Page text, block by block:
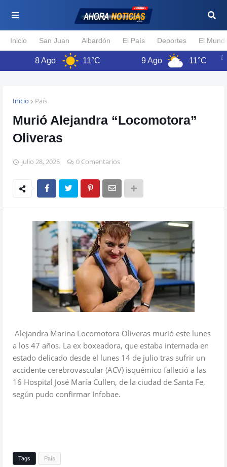
Inicio San Juan Albardón El País Deportes El
8 Ago 11°C 9 Ago 11°C
Inicio País
Murió Alejandra “Locomotora”
Oliveras
julio 28, 2025 0 Comentarios
Alejandra Marina Locomotora Oliveras murió este lunes
a los 47 años. La ex boxeadora, que estaba internada en
estado delicado desde el lunes 14 de julio tras sufrir un
accidente cerebrovascular (ACV) isquémico falleció a las
16 Hospital José María Cullen, de la ciudad de Santa Fe,
según pudo confirmar Infobae.
Tags País